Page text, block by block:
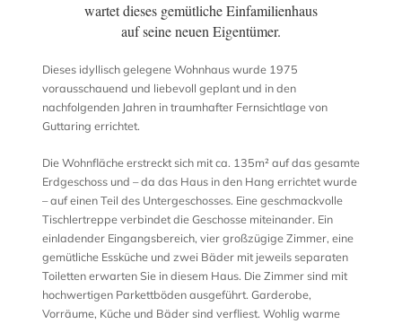
wartet dieses gemütliche Einfamilienhaus
auf seine neuen Eigentümer.
Dieses idyllisch gelegene Wohnhaus wurde 1975
vorausschauend und liebevoll geplant und in den
nachfolgenden Jahren in traumhafter Fernsichtlage von
Guttaring errichtet.
Die Wohnfläche erstreckt sich mit ca. 135m² auf das gesamte
Erdgeschoss und – da das Haus in den Hang errichtet wurde
– auf einen Teil des Untergeschosses. Eine geschmackvolle
Tischlertreppe verbindet die Geschosse miteinander. Ein
einladender Eingangsbereich, vier großzügige Zimmer, eine
gemütliche Essküche und zwei Bäder mit jeweils separaten
Toiletten erwarten Sie in diesem Haus. Die Zimmer sind mit
hochwertigen Parkettböden ausgeführt. Garderobe,
Vorräume, Küche und Bäder sind verfliest. Wohlig warme